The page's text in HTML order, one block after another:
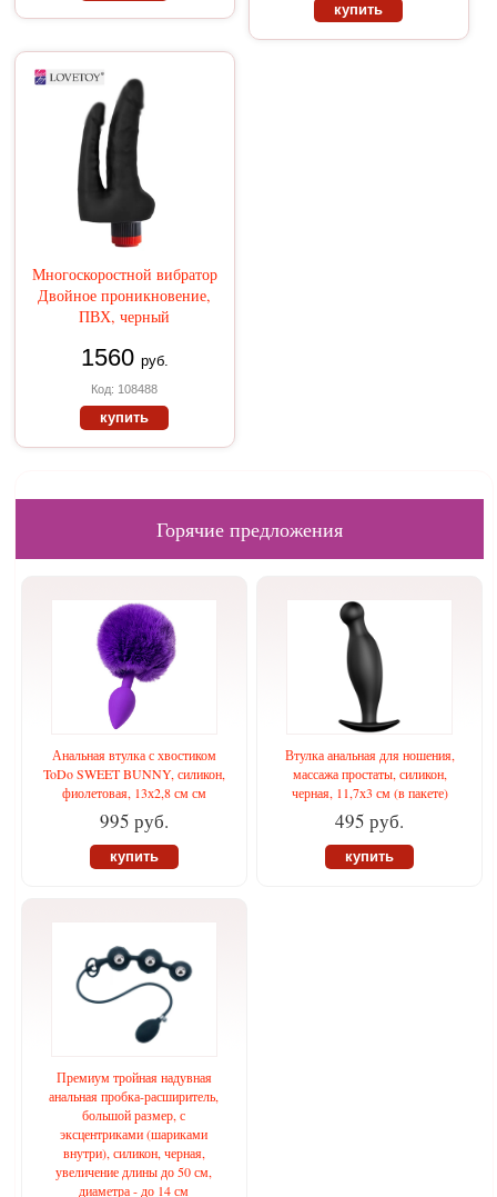
купить
Многоскоростной вибратор
Двойное проникновение,
ПВХ, черный
1560 руб.
Код: 108488
купить
Горячие предложения
Анальная втулка с хвостиком
ToDo SWEET BUNNY, силикон,
фиолетовая, 13х2,8 см см
995 руб.
купить
Втулка анальная для ношения,
массажа простаты, силикон,
черная, 11,7х3 см (в пакете)
495 руб.
купить
Премиум тройная надувная
анальная пробка-расширитель,
большой размер, с
эксцентриками (шариками
внутри), силикон, черная,
увеличение длины до 50 см,
диаметра - до 14 см